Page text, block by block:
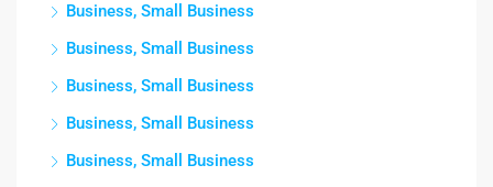
Business, Small Business
Business, Small Business
Business, Small Business
Business, Small Business
Business, Small Business